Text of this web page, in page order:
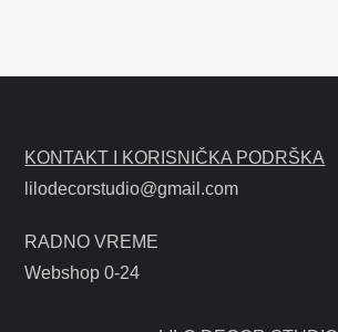
KONTAKT I KORISNIČKA PODRŠKA
lilodecorstudio@gmail.com
RADNO VREME
Webshop 0-24